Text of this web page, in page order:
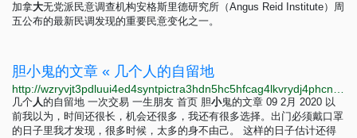
加拿大无党派民意调查机构安格斯里德研究所（Angus Reid Institute）周
五公布的最新民调发现的重要民意变化之一。
胆小鬼的文章 « 几个人的自留地
几个人的自留地 一次交易 一生朋友 首页 胆小鬼的文章 09 2月 2020 以
前我以为，时间还很长，机会还很多，我还有很多选择。出门必须戴口罩
的日子里我才发现，很多时候，太多的身不由己。 这样的日子估计还得